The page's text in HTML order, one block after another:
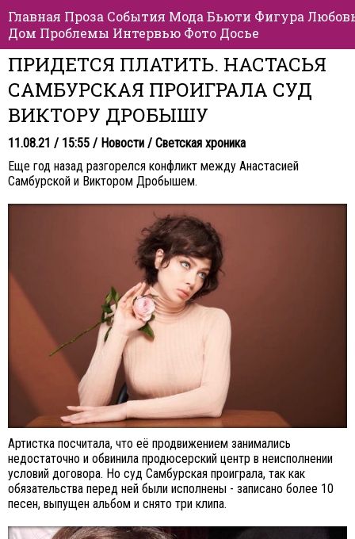
Главная Проза События Мода Бьюти Фигура
Дом Проблемы Интервью Фото Досье
ПРИДЕТСЯ ПЛАТИТЬ. НАСТАСЬЯ
САМБУРСКАЯ ПРОИГРАЛА СУД
ВИКТОРУ ДРОБЫШУ
11.08.21 / 15:55 / Новости / Светская хроника
Еще год назад разгорелся конфликт между Анастасией
Самбурской и Виктором Дробышем.
Артистка посчитала, что её продвижением занимались
недостаточно и обвинила продюсерский центр в неисполнении
условий договора. Но суд Самбурская проиграла, так как
обязательства перед ней были исполнены - записано более 10
песен, выпущен альбом и снято три клипа.